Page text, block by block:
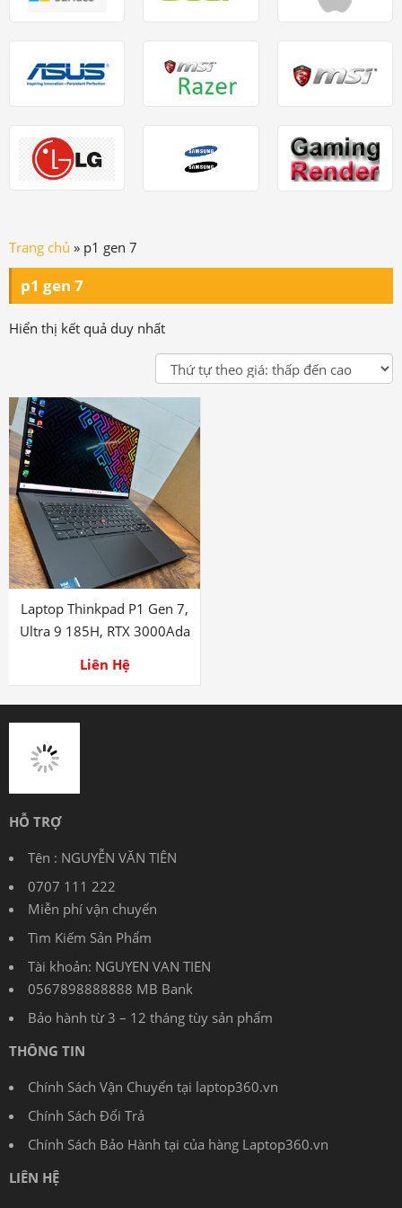
Trang chủ » p1 gen 7
p1 gen 7
Hiển thị kết quả duy nhất
Laptop Thinkpad P1 Gen 7,
Ultra 9 185H, RTX 3000Ada
Liên Hệ
HỖ TRỢ
Tên : NGUYỄN VĂN TIÊN
0707 111 222
Miễn phí vận chuyển
Tìm Kiếm Sản Phẩm
Tài khoản: NGUYEN VAN TIEN
0567898888888 MB Bank
Bảo hành từ 3 – 12 tháng tùy sản phẩm
THÔNG TIN
Chính Sách Vận Chuyển tại laptop360.vn
Chính Sách Đổi Trả
Chính Sách Bảo Hành tại của hàng Laptop360.vn
LIÊN HỆ